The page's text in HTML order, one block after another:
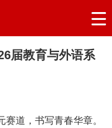
届教育与外语系
道，书写青春华章。